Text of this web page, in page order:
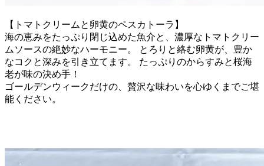
【トマトクリームと卵黄のペスカトーラ】
海の恵みをたっぷり閉じ込めた魚介と、濃厚なトマトクリー
ムソースの絶妙なハーモニー。 とろりと絡む卵黄が、豊か
なコクと深みを引き立てます。 たっぷりのからすみと桜海
老が味の決め手！
ゴールデンウィークだけの、贅沢な味わいを心ゆくまでご堪
能ください。